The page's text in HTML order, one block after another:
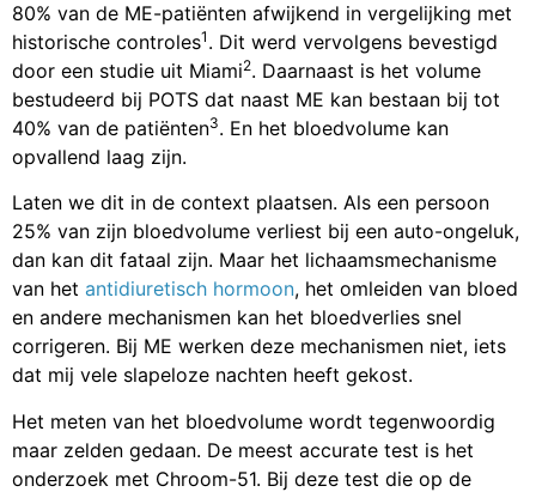
80% van de ME-patiënten afwijkend in vergelijking met
historische controles1 . Dit werd vervolgens bevestigd
door een studie uit Miami2. Daarnaast is het volume
bestudeerd bij POTS dat naast ME kan bestaan bij tot
40% van de patiënten3. En het bloedvolume kan
opvallend laag zijn.
Laten we dit in de context plaatsen. Als een persoon
25% van zijn bloedvolume verliest bij een auto-ongeluk,
dan kan dit fataal zijn. Maar het lichaamsmechanisme
van het antidiuretisch hormoon, het omleiden van bloed
en andere mechanismen kan het bloedverlies snel
corrigeren. Bij ME werken deze mechanismen niet, iets
dat mij vele slapeloze nachten heeft gekost.
Het meten van het bloedvolume wordt tegenwoordig
maar zelden gedaan. De meest accurate test is het
onderzoek met Chroom-51. Bij deze test die op de